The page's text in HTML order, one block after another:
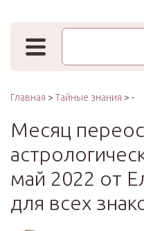
Поиск по сайту
Главная > Тайные знания > -
Месяц
май 2022 от
для всех